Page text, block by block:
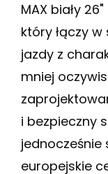
MAX biały
który łączy
jazdy z
mniej
i bezpieczny
jednocześnie
europejskie